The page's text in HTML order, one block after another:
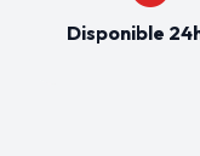
Disponible